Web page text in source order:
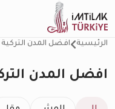
الرئيسية افضل المدن
افضل المدن